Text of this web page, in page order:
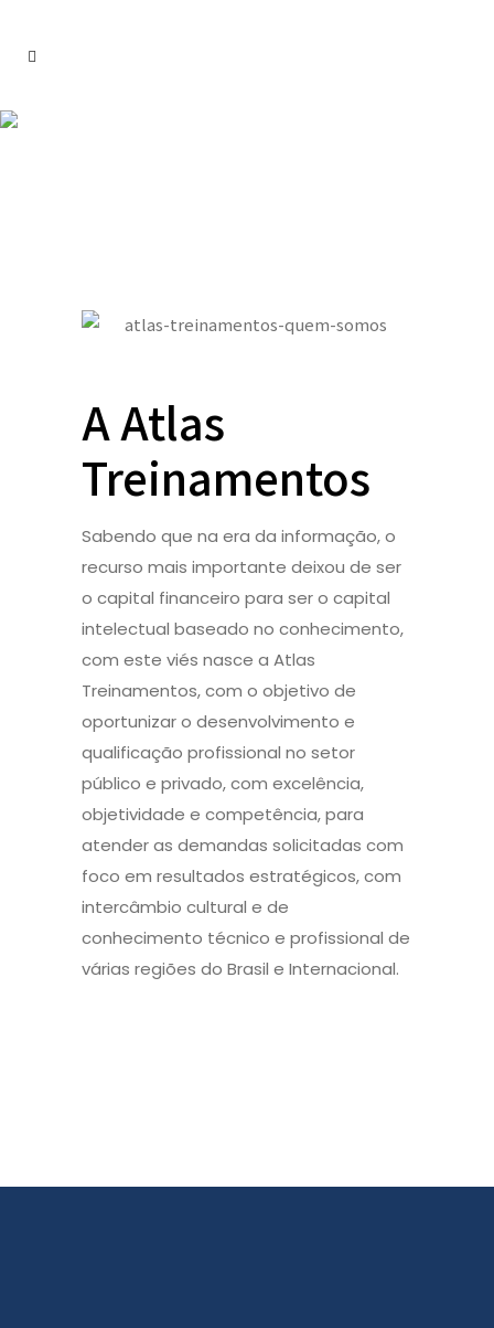
A Atlas
Treinamentos
Sabendo que na era da informação, o
recurso mais importante deixou de ser
o capital financeiro para ser o capital
intelectual baseado no conhecimento,
com este viés nasce a Atlas
Treinamentos, com o objetivo de
oportunizar o desenvolvimento e
qualificação profissional no setor
público e privado, com excelência,
objetividade e competência, para
atender as demandas solicitadas com
foco em resultados estratégicos, com
intercâmbio cultural e de
conhecimento técnico e profissional de
várias regiões do Brasil e Internacional.